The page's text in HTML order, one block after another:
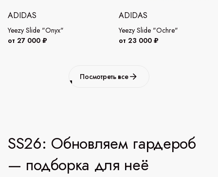
ADIDAS
Yeezy Slide "Onyx"
от 27 000 ₽
ADIDAS
Yeezy Slide "Ochre"
от 23 000 ₽
Посмотреть все
SS26: Обновляем гардероб
— подборка для неё